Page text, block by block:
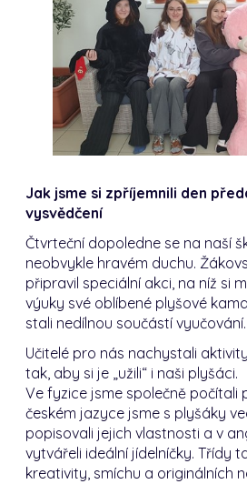
Jak jsme si zpříjemnili den
vysvědčení
Čtvrteční dopoledne se na naší
neobvykle hravém duchu.
připravil speciální akci, na níž si
výuky své oblíbené plyšové
stali nedílnou součástí vyučování.
Učitelé pro nás nachystali
tak, aby si je „užili“ i naši plyšáci.
Ve fyzice jsme společně počítali
českém jazyce jsme s plyšáky
popisovali jejich vlastnosti a v
vytvářeli ideální jídelníčky. Třídy
kreativity, smíchu a originálních